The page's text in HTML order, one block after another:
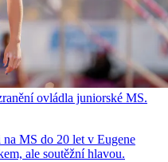
ovládla juniorské MS.
MS do 20 let v Eugene
ale soutěžní hlavou.